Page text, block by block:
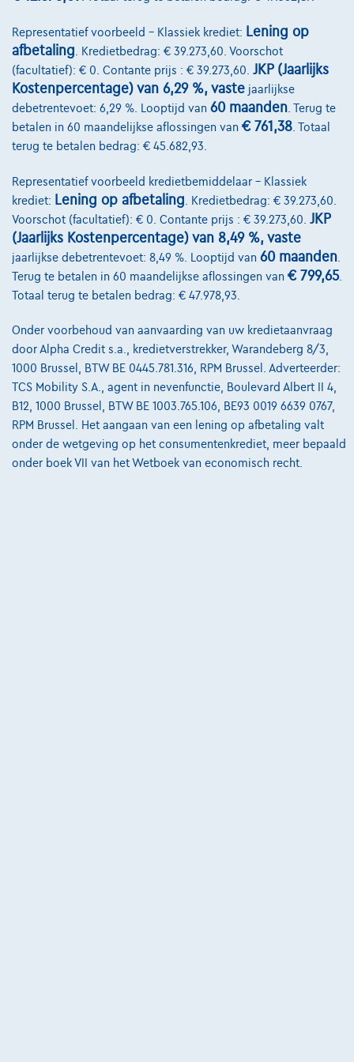
Volkswagen T-Roc1.5TSI ACT OPF T-Roc DSG
57.326 km Automaat 110 kW ( 150 PK )
€20.990 ✓BTW aftrekbaar
Vanaf€416,19/maand
Ontdek het volledige cijfervoorbeeld
3390 Tielt-Winge,AUTOKRUISPUNT
Vergelijk
Bekijk wagen
Representatief voorbeeld – Klassiek krediet: Lening op
afbetaling . Kredietbedrag: € 39.273,60. Voorschot
(facultatief): € 0. Contante prijs : € 39.273,60. JKP (Jaarlijks
Kostenpercentage) van 6,29 %, vaste jaarlijkse
debetrentevoet: 6,29 %. Looptijd van 60 maanden . Terug te
betalen in 60 maandelijkse aflossingen van € 761,38 . Totaal
terug te betalen bedrag: € 45.682,93.
Representatief voorbeeld kredietbemiddelaar – Klassiek
krediet: Lening op afbetaling . Kredietbedrag: € 39.273,60.
Voorschot (facultatief): € 0. Contante prijs : € 39.273,60. JKP
(Jaarlijks Kostenpercentage) van 8,49 %, vaste
jaarlijkse debetrentevoet: 8,49 %. Looptijd van 60 maanden
Terug te betalen in 60 maandelijkse aflossingen van € 799,65.
Totaal terug te betalen bedrag: € 47.978,93.
Onder voorbehoud van aanvaarding van uw kredietaanvraag
door Alpha Credit s.a., kredietverstrekker, Warandeberg 8/3,
1000 Brussel, BTW BE 0445.781.316, RPM Brussel. Adverteerder:
TCS Mobility S.A., agent in nevenfunctie, Boulevard Albert II 4,
B12, 1000 Brussel, BTW BE 1003.765.106, BE93 0019 6639 0767,
RPM Brussel. Het aangaan van een lening op afbetaling valt
onder de wetgeving op het consumentenkrediet, meer bepaald
onder boek VII van het Wetboek van economisch recht.